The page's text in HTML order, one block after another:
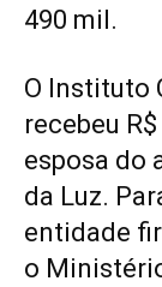
490 mil.
O Instituto
recebeu
esposa do
da Luz.
entidade
o